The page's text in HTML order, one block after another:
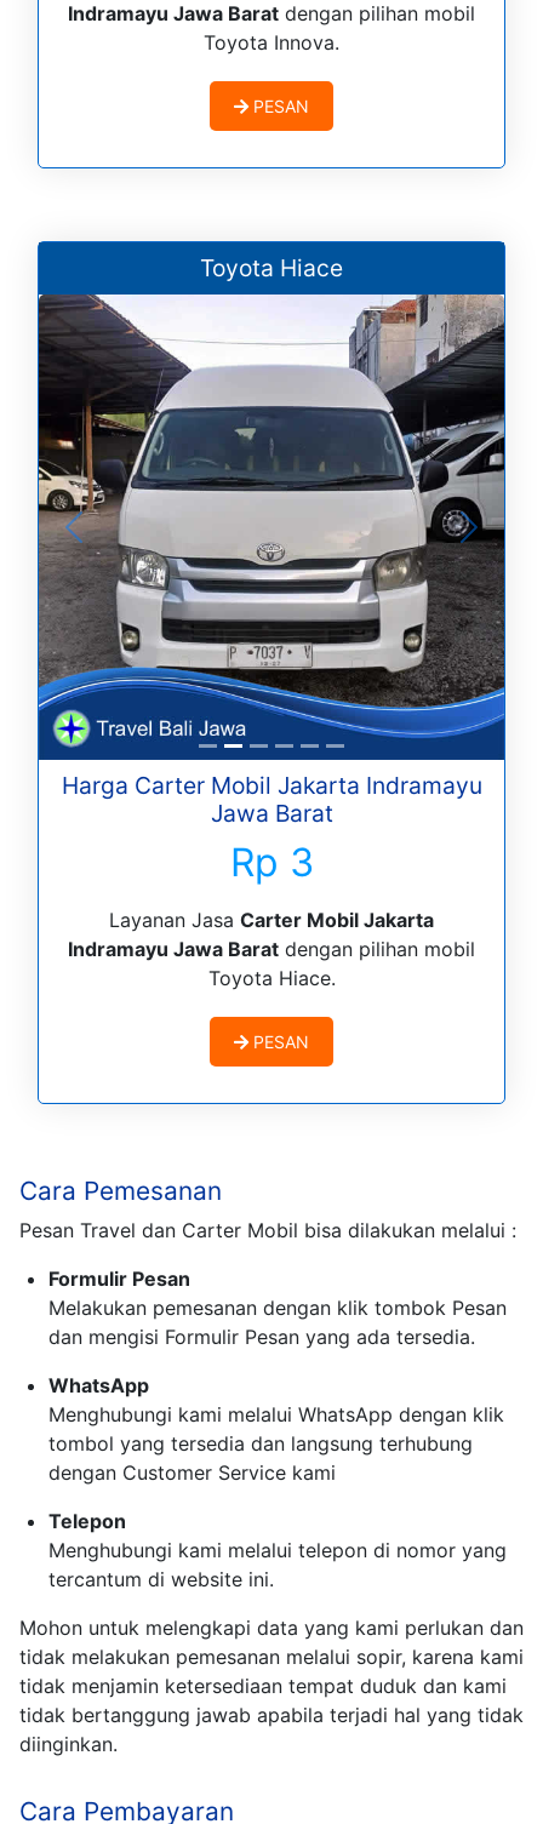
Indramayu Jawa Barat dengan pilihan mobil
Toyota Innova.
PESAN
Toyota Hiace
Harga Carter Mobil Jakarta Indramayu
Jawa Barat
Rp 3
Layanan Jasa Carter Mobil Jakarta
Indramayu Jawa Barat dengan pilihan mobil
Toyota Hiace.
PESAN
Cara Pemesanan
Pesan Travel dan Carter Mobil bisa dilakukan melalui :
Formulir Pesan
Melakukan pemesanan dengan klik tombok Pesan
dan mengisi Formulir Pesan yang ada tersedia.
WhatsApp
Menghubungi kami melalui WhatsApp dengan klik
tombol yang tersedia dan langsung terhubung
dengan Customer Service kami
Telepon
Menghubungi kami melalui telepon di nomor yang
tercantum di website ini.
Mohon untuk melengkapi data yang kami perlukan dan
tidak melakukan pemesanan melalui sopir, karena kami
tidak menjamin ketersediaan tempat duduk dan kami
tidak bertanggung jawab apabila terjadi hal yang tidak
diinginkan.
Cara Pembayaran